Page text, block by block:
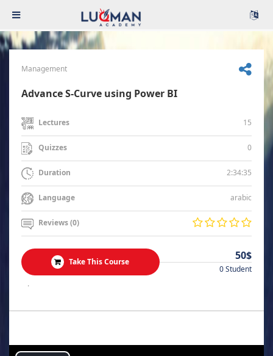
Management
Advance S-Curve using Power BI
Lectures 15
Quizzes 0
Duration 2:34:35
Language arabic
Reviews (0)
Take This Course 50$
0 Student
.